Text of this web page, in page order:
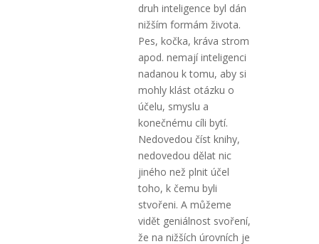
druh inteligence byl dán
nižším formám života.
Pes, kočka, kráva strom
apod. nemají inteligenci
nadanou k tomu, aby si
mohly klást otázku o
účelu, smyslu a
konečnému cíli bytí.
Nedovedou číst knihy,
nedovedou dělat nic
jiného než plnit účel
toho, k čemu byli
stvořeni. A můžeme
vidět geniálnost svoření,
že na nižších úrovních je